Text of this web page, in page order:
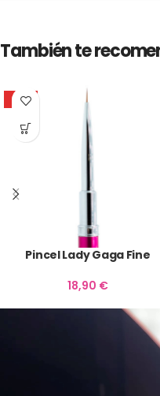
También te
HOT
Pincel Lady Gaga Fine
18,90 €